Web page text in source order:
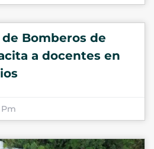
Bomberos de
a docentes en
Pm